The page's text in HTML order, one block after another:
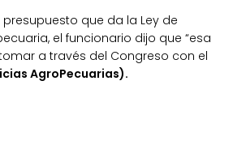
que da la Ley de
el funcionario dijo que “esa
a través del Congreso con el
AgroPecuarias).